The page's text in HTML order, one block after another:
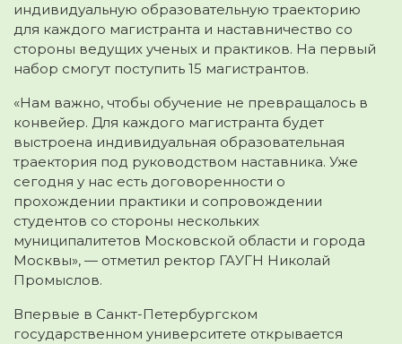
индивидуальную образовательную траекторию
для каждого магистранта и наставничество со
стороны ведущих ученых и практиков. На первый
набор смогут поступить 15 магистрантов.
«Нам важно, чтобы обучение не превращалось в
конвейер. Для каждого магистранта будет
выстроена индивидуальная образовательная
траектория под руководством наставника. Уже
сегодня у нас есть договоренности о
прохождении практики и сопровождении
студентов со стороны нескольких
муниципалитетов Московской области и города
Москвы», — отметил ректор ГАУГН Николай
Промыслов.
Впервые в Санкт-Петербургском
государственном университете открывается